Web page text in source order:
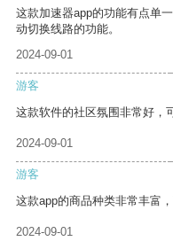
这款加速器app的功能有点单
动切换线路的功能。
2024-09-01
游客
这款软件的社区氛围非常好，
2024-09-01
游客
这款app的商品种类非常丰富
2024-09-01